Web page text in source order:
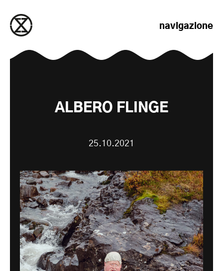
navigazione
ALBERO FLINGE
25.10.2021